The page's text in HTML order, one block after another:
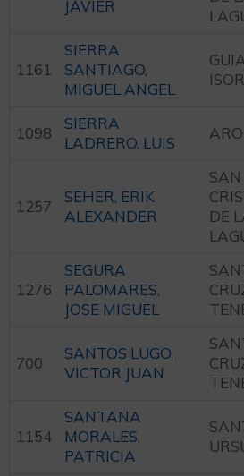
JAVIER
1161
SIERRA
SANTIAGO,
MIGUEL ANGEL
1098
SIERRA
LADRERO, LUIS
1257
SEHER, ERIK
ALEXANDER
SAN
DE
1276
SEGURA
PALOMARES,
JOSE MIGUEL
700
SANTOS LUGO,
VICTOR JUAN
1154
SANTANA
MORALES,
PATRICIA